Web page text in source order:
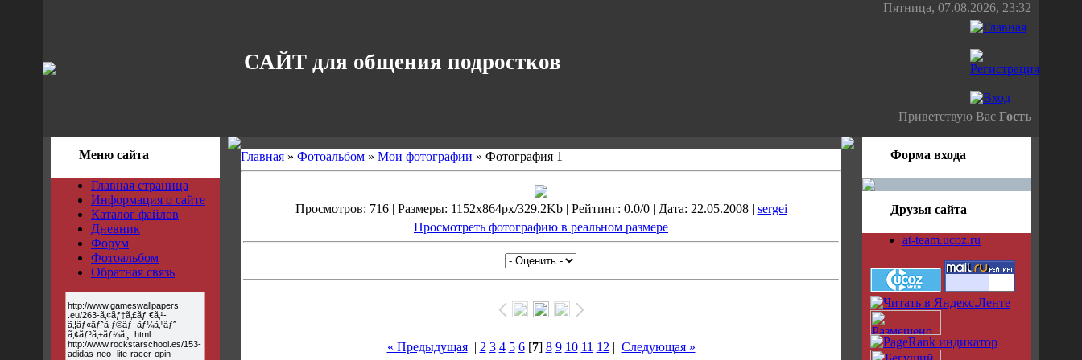
Пятница, 07.08.2026, 23:32
САЙТ для общения подростков
Приветствую Вас Гость
Меню сайта
Главная страница
Информация о сайте
Каталог файлов
Дневник
Форум
Фотоальбом
Обратная связь
Главная » Фотоальбом » Мои фотографии » Фотография 1
Просмотров: 716 | Размеры: 1152x864px/329.2Kb | Рейтинг: 0.0/0 | Дата: 22.05.2008 | sergei
Просмотреть фотографию в реальном размере
« Предыдущая| 2 3 4 5 6[7] 8 9 10 11 12 | Следующая »
Форма входа
Друзья сайта
at-team.ucoz.ru